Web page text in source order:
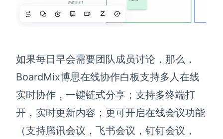
如果每日早会需要团队成员讨论，那么，
BoardMix博思在线协作白板支持多人在线
实时协作，一键链式分享；支持多终端打
开，实时更新内容；更可开启在线会议功能
（支持腾讯会议，飞书会议，钉钉会议，